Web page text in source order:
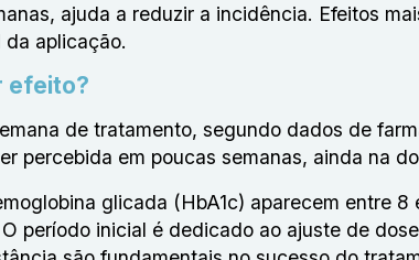
ajuda a reduzir a incidência. Efeitos
aplicação.
efeito?
de tratamento, segundo dados de
percebida em poucas semanas, ainda na
glicada (HbA1c) aparecem entre 8
período inicial é dedicado ao ajuste de